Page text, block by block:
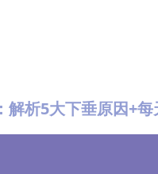
析5大下垂原因+